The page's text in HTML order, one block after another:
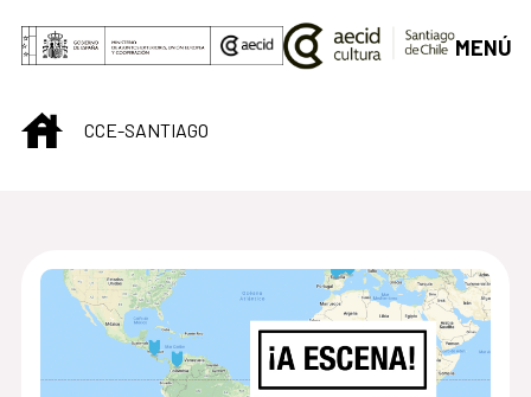
Skip to Main Content
MENÚ
INICIOCCE-SANTIAGO